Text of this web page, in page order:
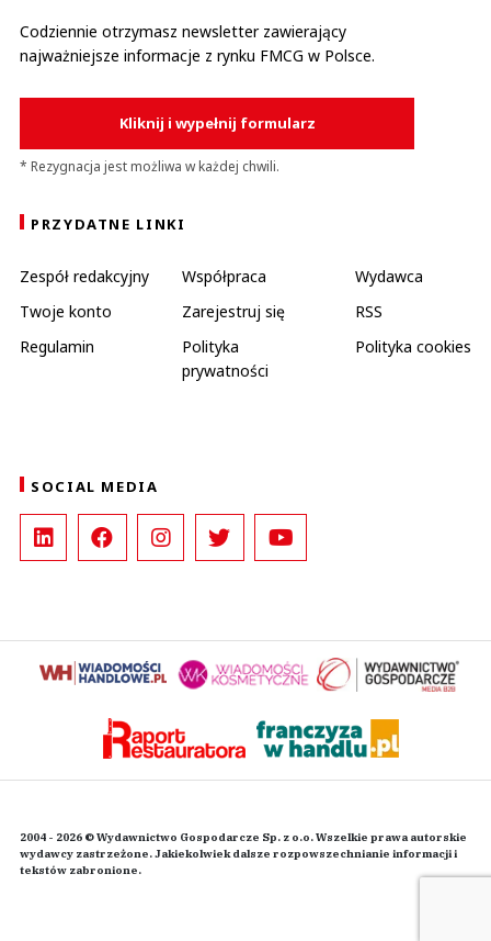
Codziennie otrzymasz newsletter zawierający
najważniejsze informacje z rynku FMCG w Polsce.
Kliknij i wypełnij formularz
* Rezygnacja jest możliwa w każdej chwili.
PRZYDATNE LINKI
Zespół redakcyjny Współpraca
Wydawca
Twoje konto
Zarejestruj się
RSS
Regulamin
Polityka
prywatności
Polityka cookies
SOCIAL MEDIA
2004 - 2026 © Wydawnictwo Gospodarcze Sp. z o.o. Wszelkie prawa autorskie
wydawcy zastrzeżone. Jakiekolwiek dalsze rozpowszechnianie informacji i
tekstów zabronione.